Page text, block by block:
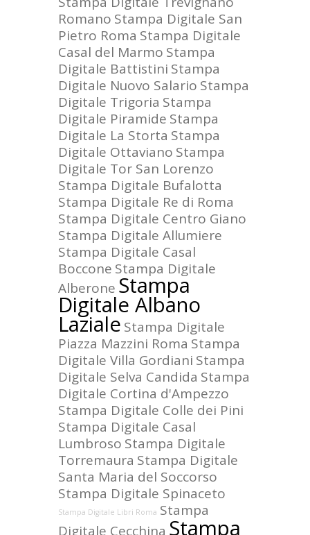
Romano Stampa Digitale San
Pietro Roma Stampa Digitale
Casal del Marmo Stampa
Digitale Battistini Stampa
Digitale Nuovo Salario Stampa
Digitale Trigoria Stampa
Digitale Piramide Stampa
Digitale La Storta Stampa
Digitale Ottaviano Stampa
Digitale Tor San Lorenzo
Stampa Digitale Bufalotta
Stampa Digitale Re di Roma
Stampa Digitale Centro Giano
Stampa Digitale Allumiere
Stampa Digitale Casal
Boccone Stampa Digitale
Alberone Stampa
Digitale Albano
Laziale Stampa Digitale
Piazza Mazzini Roma Stampa
Digitale Villa Gordiani Stampa
Digitale Selva Candida Stampa
Digitale Cortina d'Ampezzo
Stampa Digitale Colle dei Pini
Stampa Digitale Casal
Lumbroso Stampa Digitale
Torremaura Stampa Digitale
Santa Maria del Soccorso
Stampa Digitale Spinaceto
Stampa Digitale Libri Roma Stampa
Digitale Cecchina Stampa